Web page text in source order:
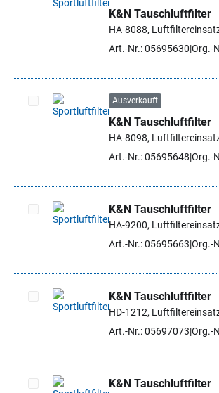
Artikel auswählen
K&N Tauschluftfilter
HA-8088,
Art.-Nr.: 05695630 Org.-
Artikel auswählen
Ausverkauft
K&N Tauschluftfilter
HA-8098,
Art.-Nr.: 05695648 Org.-
Artikel auswählen
K&N Tauschluftfilter
HA-9200,
Art.-Nr.: 05695663 Org.-
Artikel auswählen
K&N Tauschluftfilter
HD-1212,
Art.-Nr.: 05697073 Org.-
K&N Tauschluftfilter